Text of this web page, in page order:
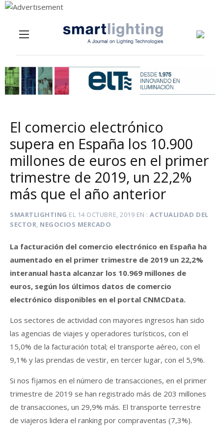
El comercio electrónico
supera en España los 10.900
millones de euros en el primer
trimestre de 2019, un 22,2%
más que el año anterior
SMARTLIGHTING EL 14 OCTUBRE, 2019 EN
ACTUALIDAD DEL
SECTOR, NEGOCIOS MERCADO
La facturación del comercio electrónico en España ha
aumentado en el primer trimestre de 2019 un 22,2%
interanual hasta alcanzar los 10.969 millones de
euros, según los últimos datos de comercio
electrónico disponibles en el portal CNMCData.
Los sectores de actividad con mayores ingresos han sido
las agencias de viajes y operadores turísticos, con el
15,0% de la facturación total; el transporte aéreo, con el
9,1% y las prendas de vestir, en tercer lugar, con el 5,9%.
Si nos fijamos en el número de transacciones, en el primer
trimestre de 2019 se han registrado más de 203 millones
de transacciones, un 29,9% más. El transporte terrestre
de viajeros lidera el ranking por compraventas (7,3%).